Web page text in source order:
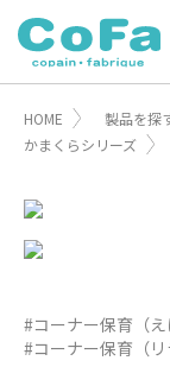
HOME 製品を探
かまくらシリーズ
#コーナー保育（え
#コーナー保育（リ